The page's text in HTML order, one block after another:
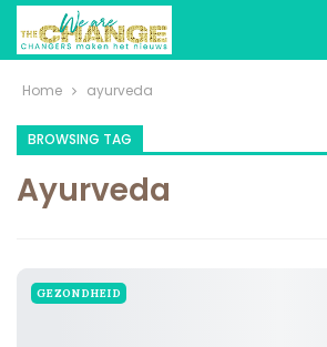
Home ayurveda
BROWSING TAG
Ayurveda
GEZONDHEID